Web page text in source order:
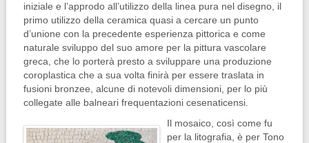
iniziale e l’approdo all’utilizzo della linea pura nel disegno, il
primo utilizzo della ceramica quasi a cercare un punto
d’unione con la precedente esperienza pittorica e come
naturale sviluppo del suo amore per la pittura vascolare
greca, che lo porterà presto a sviluppare una produzione
coroplastica che a sua volta finirà per essere traslata in
fusioni bronzee, alcune di notevoli dimensioni, per lo più
collegate alle balneari frequentazioni cesenaticensi.
Il mosaico, così come fu
per la litografia, è per Tono